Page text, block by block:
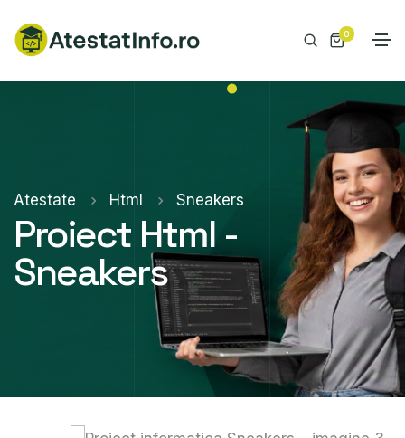
0
Atestate Html Sneakers
Proiect Html -
Sneakers